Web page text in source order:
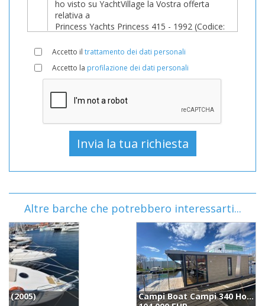
Accetto il trattamento dei dati personali
Accetto la profilazione dei dati personali
Altre barche che potrebbero interessarti...
Campi Boat Campi 340 Houseboat (2024)